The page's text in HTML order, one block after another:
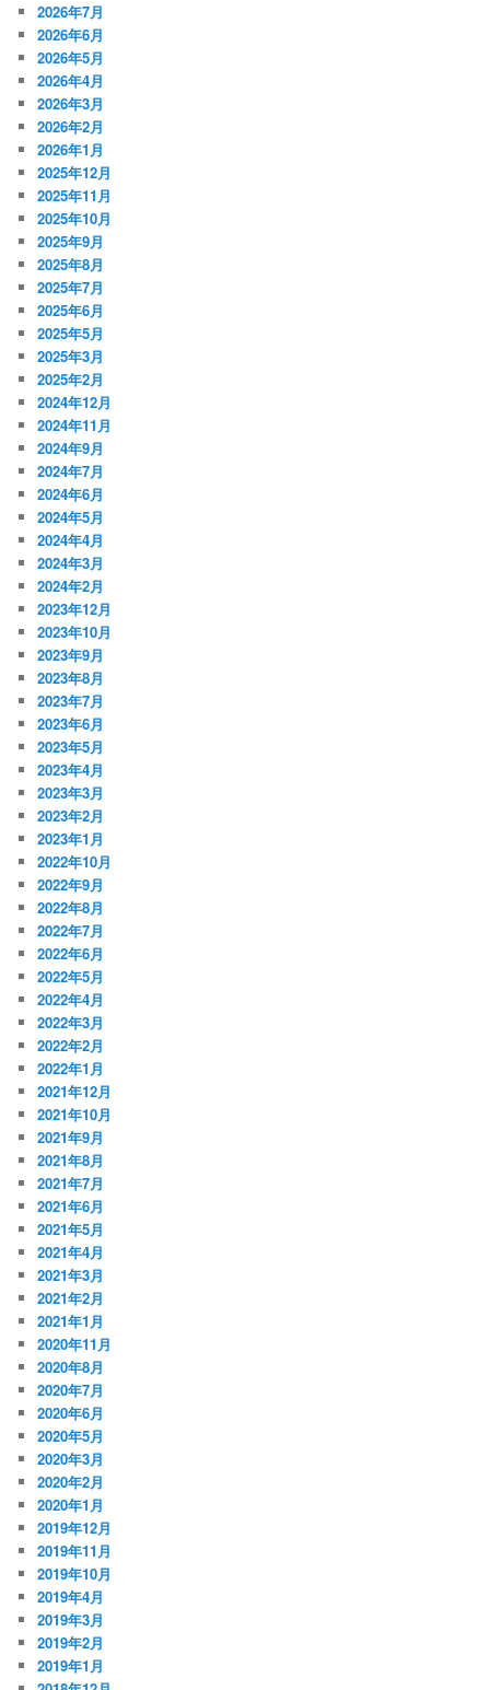
2026年7月
2026年6月
2026年5月
2026年4月
2026年3月
2026年2月
2026年1月
2025年12月
2025年11月
2025年10月
2025年9月
2025年8月
2025年7月
2025年6月
2025年5月
2025年3月
2025年2月
2024年12月
2024年11月
2024年9月
2024年7月
2024年6月
2024年5月
2024年4月
2024年3月
2024年2月
2023年12月
2023年10月
2023年9月
2023年8月
2023年7月
2023年6月
2023年5月
2023年4月
2023年3月
2023年2月
2023年1月
2022年10月
2022年9月
2022年8月
2022年7月
2022年6月
2022年5月
2022年4月
2022年3月
2022年2月
2022年1月
2021年12月
2021年10月
2021年9月
2021年8月
2021年7月
2021年6月
2021年5月
2021年4月
2021年3月
2021年2月
2021年1月
2020年11月
2020年8月
2020年7月
2020年6月
2020年5月
2020年3月
2020年2月
2020年1月
2019年12月
2019年11月
2019年10月
2019年4月
2019年3月
2019年2月
2019年1月